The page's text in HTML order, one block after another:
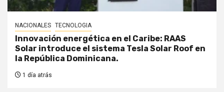
NACIONALES TECNOLOGIA
Innovación energética en el Caribe: RAAS
Solar introduce el sistema Tesla Solar Roof en
la República Dominicana.
1 día atrás